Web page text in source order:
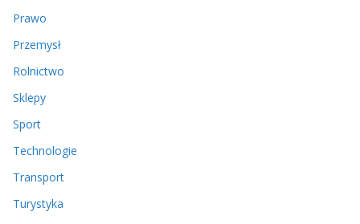
Prawo
Przemysł
Rolnictwo
Sklepy
Sport
Technologie
Transport
Turystyka